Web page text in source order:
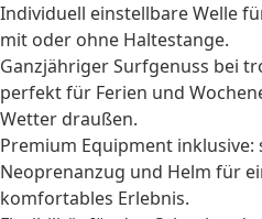
Individuell einstellbare Welle
mit oder ohne Haltestange.
Ganzjähriger Surfgenuss bei
perfekt für Ferien und
Wetter draußen.
Premium Equipment
Neoprenanzug und Helm für
komfortables Erlebnis.